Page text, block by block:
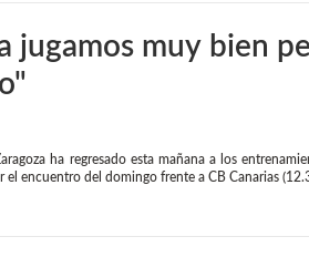
jugamos muy bien
ha regresado esta mañana a los
el encuentro del domingo frente a CB Canarias